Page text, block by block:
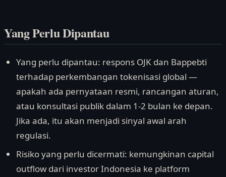
Yang Perlu Dipantau
Yang perlu dipantau: respons OJK dan Bappebti
terhadap perkembangan tokenisasi global —
apakah ada pernyataan resmi, rancangan aturan,
atau konsultasi publik dalam 1-2 bulan ke depan.
Jika ada, itu akan menjadi sinyal awal arah
regulasi.
Risiko yang perlu dicermati: kemungkinan capital
outflow dari investor Indonesia ke platform